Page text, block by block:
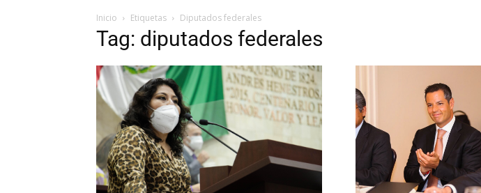
Inicio Etiquetas Diputados federales
Tag: diputados federales